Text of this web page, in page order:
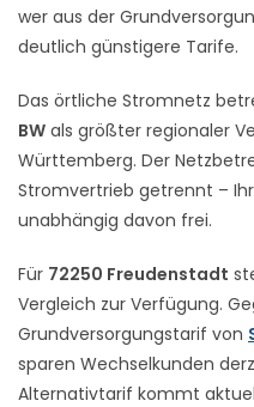
wer aus der
deutlich günstigere Tarife.
Das örtliche Stromnetz
BW als größter regionaler
Württemberg. Der
Stromvertrieb getrennt –
unabhängig davon frei.
Für 72250 Freudenstadt
Vergleich zur Verfügung.
Grundversorgungstarif von
sparen Wechselkunden
Alternativtarif kommt